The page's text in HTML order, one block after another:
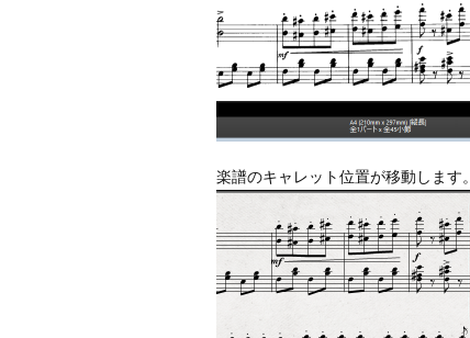
楽譜のキャレット位置が移動します。